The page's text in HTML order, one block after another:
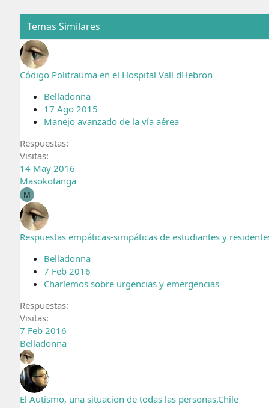
Temas Similares
Código Politrauma en el Hospital Vall dHebron
Belladonna
17 Ago 2015
Manejo avanzado de la vía aérea
Respuestas
Visitas
14 May 2016
Masokotanga
M
Respuestas empáticas-simpáticas de estudiantes y
Belladonna
7 Feb 2016
Charlemos sobre urgencias y emergencias
Respuestas
Visitas
7 Feb 2016
Belladonna
El Autismo, una situacion de todas las personas,Chile